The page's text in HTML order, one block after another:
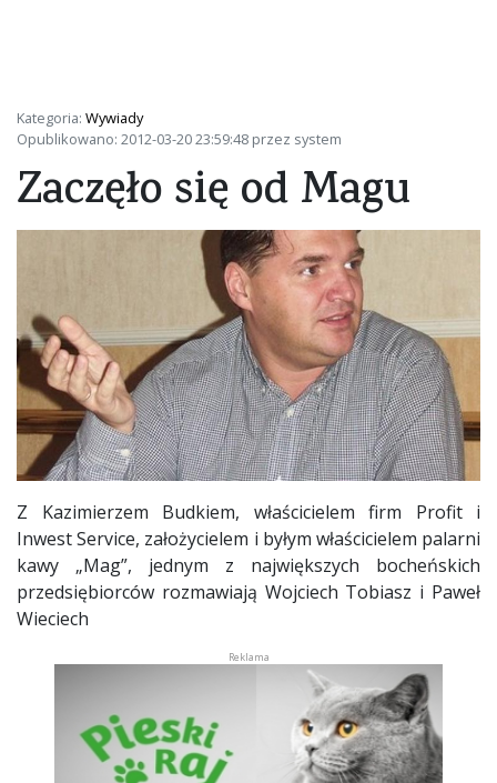
Kategoria: Wywiady
Opublikowano: 2012-03-20 23:59:48 przez system
Zaczęło się od Magu
Z Kazimierzem Budkiem, właścicielem firm Profit i
Inwest Service, założycielem i byłym właścicielem palarni
kawy „Mag”, jednym z największych bocheńskich
przedsiębiorców rozmawiają Wojciech Tobiasz i Paweł
Wieciech